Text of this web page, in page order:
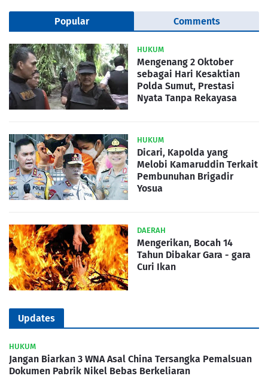
Popular Comments
HUKUM
Mengenang 2 Oktober
sebagai Hari Kesaktian
Polda Sumut, Prestasi
Nyata Tanpa Rekayasa
HUKUM
Dicari, Kapolda yang
Melobi Kamaruddin Terkait
Pembunuhan Brigadir
Yosua
DAERAH
Mengerikan, Bocah 14
Tahun Dibakar Gara - gara
Curi Ikan
Updates
HUKUM
Jangan Biarkan 3 WNA Asal China Tersangka Pemalsuan
Dokumen Pabrik Nikel Bebas Berkeliaran